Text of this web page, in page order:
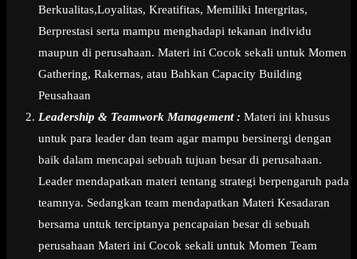
Berkualitas,Loyalitas, Kreatifitas, Memiliki Intergritas,
Berprestasi serta mampu menghadapi tekanan individu
maupun di perusahaan. Materi ini Cocok sekali untuk Momen
Gathering, Rakernas, atau Bahkan Capacity Building
Peusahaan
Leadership & Teamwork Management : Materi ini khusus
untuk para leader dan team agar mampu bersinergi dengan
baik dalam mencapai sebuah tujuan besar di perusahaan.
Leader mendapatkan materi tentang strategi berpengaruh pada
teamnya. Sedangkan team mendapatkan Materi Kesadaran
bersama untuk terciptanya pencapaian besar di sebuah
perusahaan Materi ini Cocok sekali untuk Momen Team